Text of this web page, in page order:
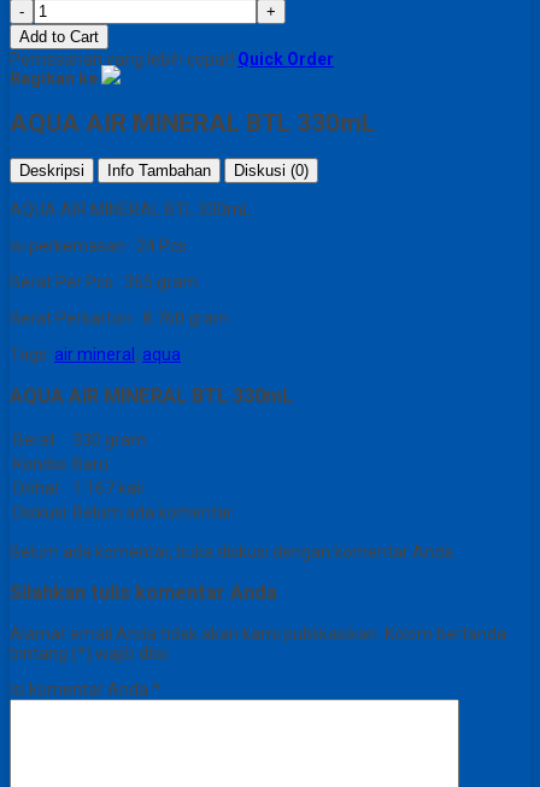
-
+
Add to Cart
Pemesanan yang lebih cepat! Quick Order
Bagikan ke
AQUA AIR MINERAL BTL 330mL
Deskripsi Info Tambahan Diskusi (0)
AQUA AIR MINERAL BTL 330mL
Isi perkemasan : 24 Pcs
Berat Per Pcs : 365 gram
Berat Perkarton : 8.760 gram
Tags: air mineral , aqua
AQUA AIR MINERAL BTL 330mL
Berat
330 gram
Kondisi Baru
Dilihat
1.167 kali
Diskusi Belum ada komentar
Belum ada komentar, buka diskusi dengan komentar Anda.
Silahkan tulis komentar Anda
Alamat email Anda tidak akan kami publikasikan. Kolom bertanda
bintang (*) wajib diisi.
Isi komentar Anda *